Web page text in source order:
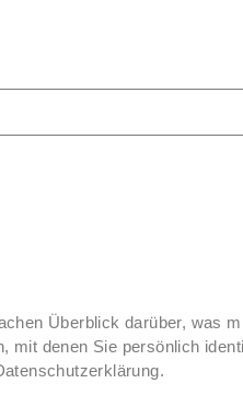
Überblick darüber, was
mit denen Sie persönlich